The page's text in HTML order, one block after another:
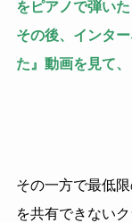
をピアノで弾い
その後、インタ
た』動画を見て
その一方で最低
を共有できない